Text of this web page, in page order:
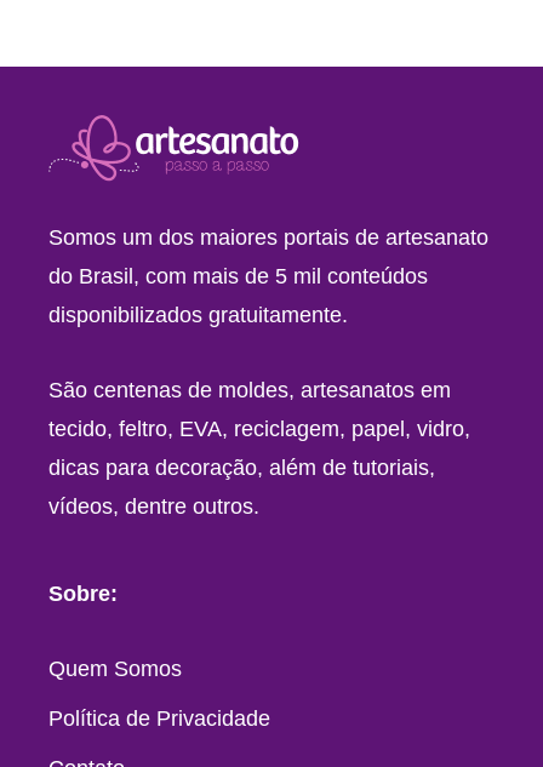
Somos um dos maiores portais de artesanato
do Brasil, com mais de 5 mil conteúdos
disponibilizados gratuitamente.
São centenas de moldes, artesanatos em
tecido, feltro, EVA, reciclagem, papel, vidro,
dicas para decoração, além de tutoriais,
vídeos, dentre outros.
Sobre:
Quem Somos
Política de Privacidade